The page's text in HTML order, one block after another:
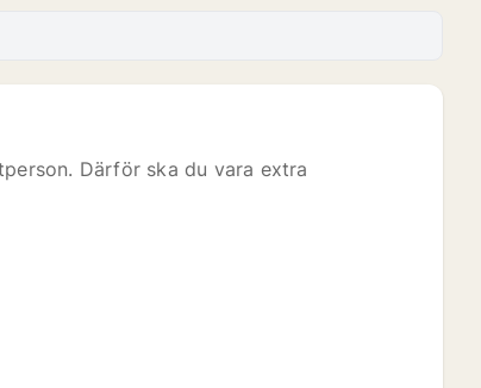
Därför ska du vara extra